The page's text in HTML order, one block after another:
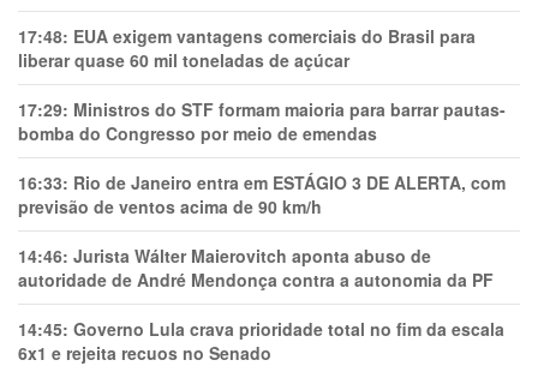
17:48: EUA exigem vantagens comerciais do Brasil para
liberar quase 60 mil toneladas de açúcar
17:29: Ministros do STF formam maioria para barrar pautas-
bomba do Congresso por meio de emendas
16:33: Rio de Janeiro entra em ESTÁGIO 3 DE ALERTA, com
previsão de ventos acima de 90 km/h
14:46: Jurista Wálter Maierovitch aponta abuso de
autoridade de André Mendonça contra a autonomia da PF
14:45: Governo Lula crava prioridade total no fim da escala
6x1 e rejeita recuos no Senado